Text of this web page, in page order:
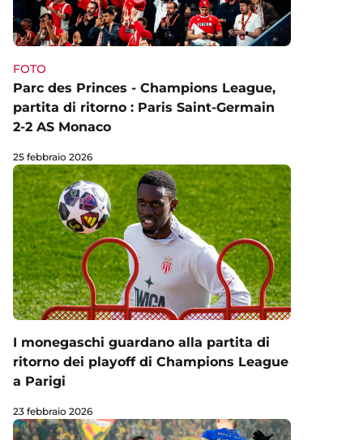
FOTO
Parc des Princes - Champions League,
partita di ritorno : Paris Saint-Germain
2-2 AS Monaco
25 febbraio 2026
I monegaschi guardano alla partita di
ritorno dei playoff di Champions League
a Parigi
23 febbraio 2026